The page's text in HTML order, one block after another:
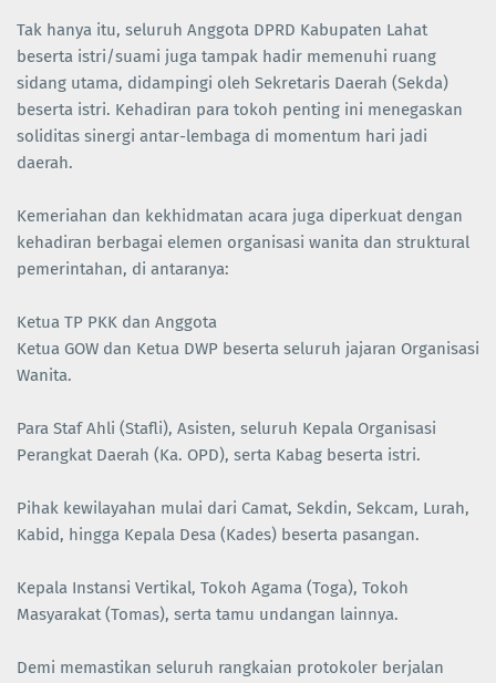
Tak hanya itu, seluruh Anggota DPRD Kabupaten Lahat
beserta istri/suami juga tampak hadir memenuhi ruang
sidang utama, didampingi oleh Sekretaris Daerah (Sekda)
beserta istri. Kehadiran para tokoh penting ini menegaskan
soliditas sinergi antar-lembaga di momentum hari jadi
daerah.
Kemeriahan dan kekhidmatan acara juga diperkuat dengan
kehadiran berbagai elemen organisasi wanita dan struktural
pemerintahan, di antaranya:
Ketua TP PKK dan Anggota
Ketua GOW dan Ketua DWP beserta seluruh jajaran Organisasi
Wanita.
Para Staf Ahli (Stafli), Asisten, seluruh Kepala Organisasi
Perangkat Daerah (Ka. OPD), serta Kabag beserta istri.
Pihak kewilayahan mulai dari Camat, Sekdin, Sekcam, Lurah,
Kabid, hingga Kepala Desa (Kades) beserta pasangan.
Kepala Instansi Vertikal, Tokoh Agama (Toga), Tokoh
Masyarakat (Tomas), serta tamu undangan lainnya.
Demi memastikan seluruh rangkaian protokoler berjalan